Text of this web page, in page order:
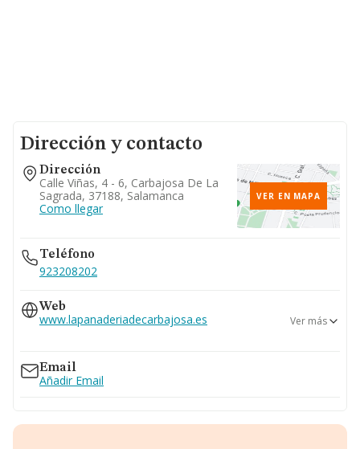
Dirección y contacto
Dirección
Calle Viñas, 4 - 6, Carbajosa De La
Sagrada, 37188, Salamanca
Como llegar
VER EN MAPA
Teléfono
923208202
Web
www.lapanaderiadecarbajosa.es Ver más
Email
Añadir Email